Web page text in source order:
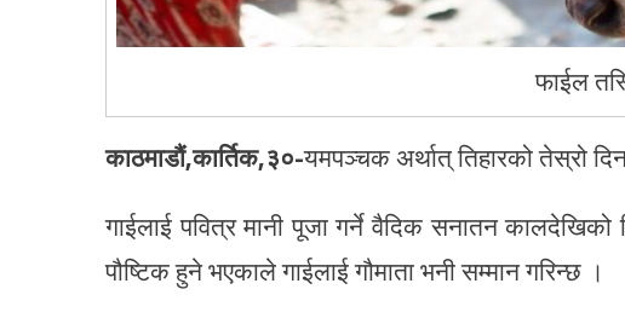
फाईल
काठमाडौं,कार्तिक,३०-यमपञ्चक अर्थात् तिहारको तेस्रो
गाईलाई पवित्र मानी पूजा गर्ने वैदिक सनातन
पौष्टिक हुने भएकाले गाईलाई गौमाता भनी सम्मान गरिन्छ ।